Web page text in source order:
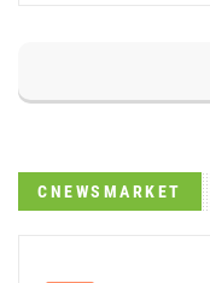
CNEWSMARKET